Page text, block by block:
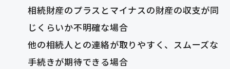
相続財産のプラスとマイナスの財産の収支が同
じくらいか不明確な場合
他の相続人との連絡が取りやすく、スムーズな
手続きが期待できる場合